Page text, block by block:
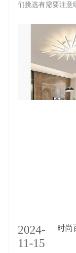
们挑选有需要注意
2024-
11-15
时尚